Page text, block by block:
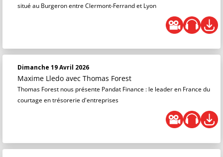
situé au Burgeron entre Clermont-Ferrand et Lyon
Dimanche 19 Avril 2026
Maxime Lledo avec Thomas Forest
Thomas Forest nous présente Pandat Finance : le leader en France du
courtage en trésorerie d'entreprises